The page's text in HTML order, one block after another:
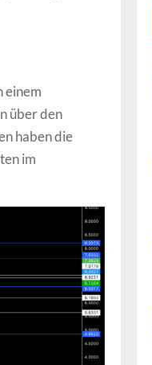
einem
über den
haben die
im